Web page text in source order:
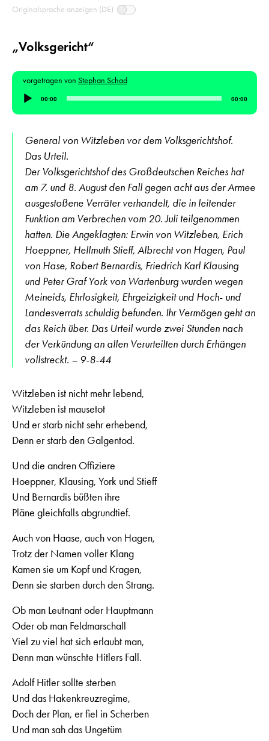
Originalsprache anzeigen (DE)
„Volksgericht“
vorgetragen von Stephan Schad
Audio-
Player
00:00 00:00
General von Witzleben vor dem Volksgerichtshof.
Das Urteil.
Der Volksgerichtshof des Großdeutschen Reiches hat
am 7. und 8. August den Fall gegen acht aus der Armee
ausgestoßene Verräter verhandelt, die in leitender
Funktion am Verbrechen vom 20. Juli teilgenommen
hatten. Die Angeklagten: Erwin von Witzleben, Erich
Hoeppner, Hellmuth Stieff, Albrecht von Hagen, Paul
von Hase, Robert Bernardis, Friedrich Karl Klausing
und Peter Graf York von Wartenburg wurden wegen
Meineids, Ehrlosigkeit, Ehrgeizigkeit und Hoch- und
Landesverrats schuldig befunden. Ihr Vermögen geht an
das Reich über. Das Urteil wurde zwei Stunden nach
der Verkündung an allen Verurteilten durch Erhängen
vollstreckt. – 9-8-44
Witzleben ist nicht mehr lebend,
Witzleben ist mausetot
Und er starb nicht sehr erhebend,
Denn er starb den Galgentod.
Und die andren Offiziere
Hoeppner, Klausing, York und Stieff
Und Bernardis büßten ihre
Pläne gleichfalls abgrundtief.
Auch von Haase, auch von Hagen,
Trotz der Namen voller Klang
Kamen sie um Kopf und Kragen,
Denn sie starben durch den Strang.
Ob man Leutnant oder Hauptmann
Oder ob man Feldmarschall
Viel zu viel hat sich erlaubt man,
Denn man wünschte Hitlers Fall.
Adolf Hitler sollte sterben
Und das Hakenkreuzregime,
Doch der Plan, er fiel in Scherben
Und man sah das Ungetüm